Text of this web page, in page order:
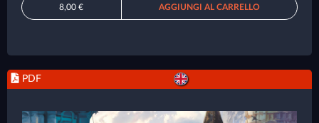
8,00 € AGGIUNGI AL CARRELLO
PDF